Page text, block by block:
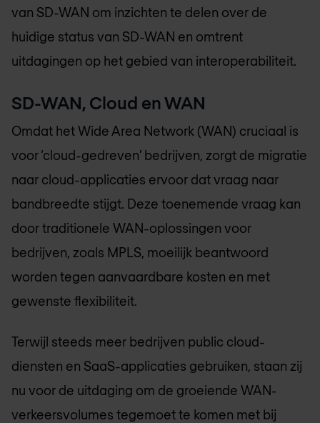
van SD-WAN om inzichten te delen over de
huidige status van SD-WAN en omtrent
uitdagingen op het gebied van interoperabiliteit.
SD-WAN, Cloud en WAN
Omdat het Wide Area Network (WAN) cruciaal is
voor ‘cloud-gedreven’ bedrijven, zorgt de migratie
naar cloud-applicaties ervoor dat vraag naar
bandbreedte stijgt. Deze toenemende vraag kan
door traditionele WAN-oplossingen voor
bedrijven, zoals MPLS, moeilijk beantwoord
worden tegen aanvaardbare kosten en met
gewenste flexibiliteit.
Terwijl steeds meer bedrijven public cloud-
diensten en SaaS-applicaties gebruiken, staan zij
nu voor de uitdaging om de groeiende WAN-
verkeersvolumes tegemoet te komen met bij